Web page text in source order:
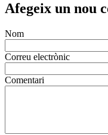
Afegeix un nou
Nom
Correu electrònic
Comentari